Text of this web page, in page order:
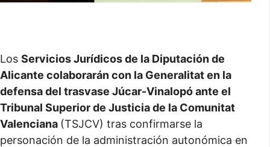
Los Servicios Jurídicos de la Diputación de
Alicante colaborarán con la Generalitat en la
defensa del trasvase Júcar-Vinalopó ante el
Tribunal Superior de Justicia de la Comunitat
Valenciana (TSJCV) tras confirmarse la
personación de la administración autonómica en